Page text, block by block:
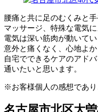
腰痛と共に足のむくみと
マッサージ、特殊な電気
電気は深い筋肉が動いて
意外と痛くなく、心地よか
自宅でできるケアのアド
通いたいと思います。
※お客様個人の感想であり